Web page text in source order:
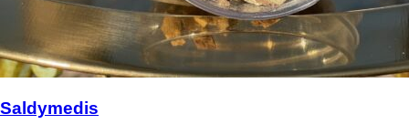
Saldymedis